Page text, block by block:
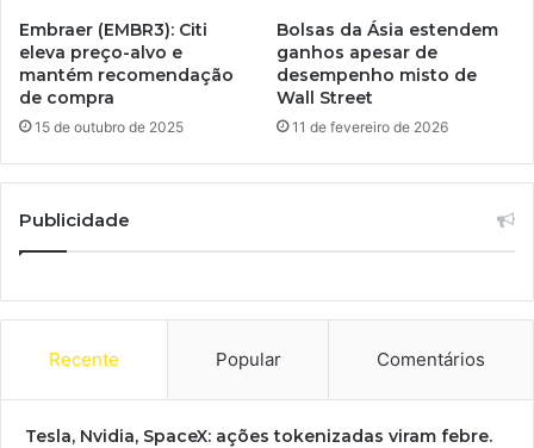
Embraer (EMBR3): Citi
eleva preço-alvo e
mantém recomendação
de compra
15 de outubro de 2025
Bolsas da Ásia estendem
ganhos apesar de
desempenho misto de
Wall Street
11 de fevereiro de 2026
Publicidade
Recente Popular Comentários
Tesla, Nvidia, SpaceX: ações tokenizadas viram febre.